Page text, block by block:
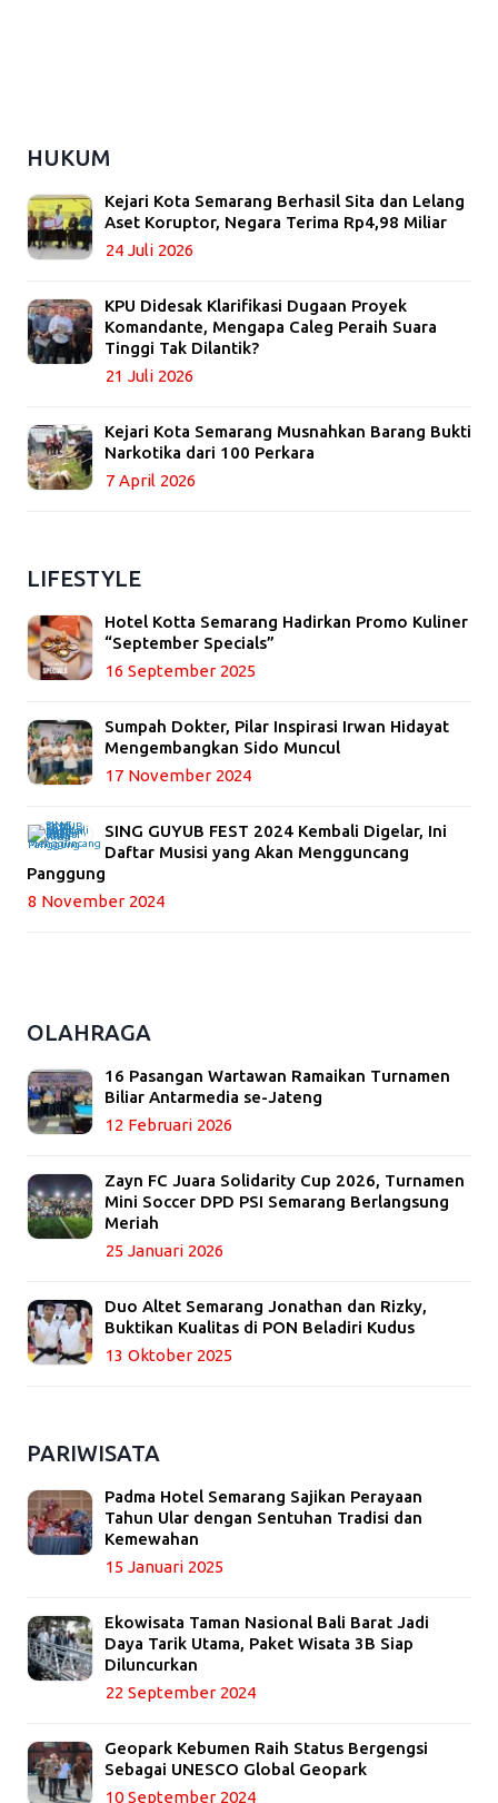
HUKUM
Kejari Kota Semarang Berhasil Sita dan Lelang
Aset Koruptor, Negara Terima Rp4,98 Miliar
24 Juli 2026
KPU Didesak Klarifikasi Dugaan Proyek
Komandante, Mengapa Caleg Peraih Suara
Tinggi Tak Dilantik?
21 Juli 2026
Kejari Kota Semarang Musnahkan Barang Bukti
Narkotika dari 100 Perkara
7 April 2026
LIFESTYLE
Hotel Kotta Semarang Hadirkan Promo Kuliner
“September Specials”
16 September 2025
Sumpah Dokter, Pilar Inspirasi Irwan Hidayat
Mengembangkan Sido Muncul
17 November 2024
SING GUYUB FEST 2024 Kembali Digelar, Ini
Daftar Musisi yang Akan Mengguncang
Panggung
8 November 2024
OLAHRAGA
16 Pasangan Wartawan Ramaikan Turnamen
Biliar Antarmedia se-Jateng
12 Februari 2026
Zayn FC Juara Solidarity Cup 2026, Turnamen
Mini Soccer DPD PSI Semarang Berlangsung
Meriah
25 Januari 2026
Duo Altet Semarang Jonathan dan Rizky,
Buktikan Kualitas di PON Beladiri Kudus
13 Oktober 2025
PARIWISATA
Padma Hotel Semarang Sajikan Perayaan
Tahun Ular dengan Sentuhan Tradisi dan
Kemewahan
15 Januari 2025
Ekowisata Taman Nasional Bali Barat Jadi
Daya Tarik Utama, Paket Wisata 3B Siap
Diluncurkan
22 September 2024
Geopark Kebumen Raih Status Bergengsi
Sebagai UNESCO Global Geopark
10 September 2024